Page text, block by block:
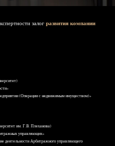
залог развития компании
(Операции с недвижимым имуществом)»
им. Г.В. Плеханова)
управляющих»
деятельности Арбитражного управляющего